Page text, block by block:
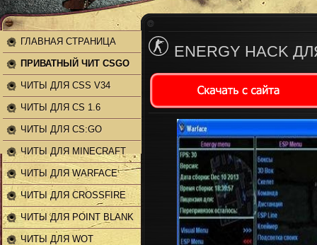
ГЛАВНАЯ СТРАНИЦА
ПРИВАТНЫЙ ЧИТ CSGO
ЧИТЫ ДЛЯ CSS V34
ЧИТЫ ДЛЯ CS 1.6
ЧИТЫ ДЛЯ CS:GO
ЧИТЫ ДЛЯ MINECRAFT
ЧИТЫ ДЛЯ WARFACE
ЧИТЫ ДЛЯ CROSSFIRE
ЧИТЫ ДЛЯ POINT BLANK
ЧИТЫ ДЛЯ WOT
ENERGY HACK